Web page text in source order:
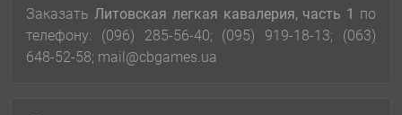
Заказать Литовская легкая кавалерия, часть 1 по
телефону: (096) 285-56-40; (095) 919-18-13; (063)
648-52-58; mail@cbgames.ua